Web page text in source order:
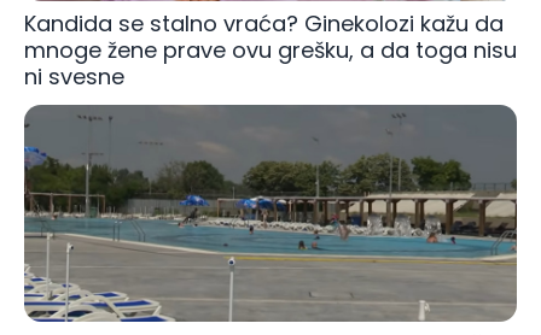
Kandida se stalno vraća? Ginekolozi kažu da
mnoge žene prave ovu grešku, a da toga nisu
ni svesne